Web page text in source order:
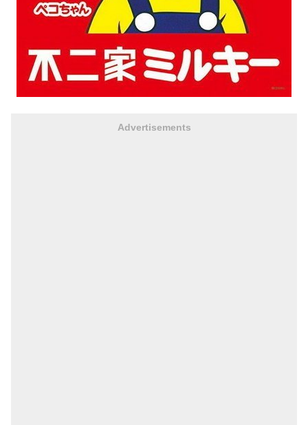
Advertisements